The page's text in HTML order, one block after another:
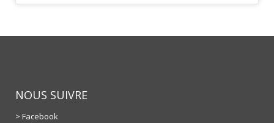
NOUS SUIVRE
> Facebook